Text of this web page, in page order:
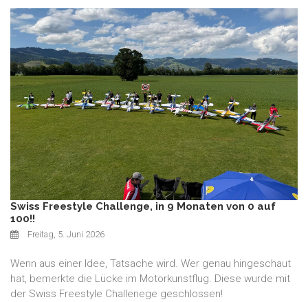
Swiss Freestyle Challenge, in 9 Monaten von 0 auf
100!!
Freitag, 5. Juni 2026
Wenn aus einer Idee, Tatsache wird. Wer genau hingeschaut
hat, bemerkte die Lücke im Motorkunstflug. Diese wurde mit
der Swiss Freestyle Challenege geschlossen!